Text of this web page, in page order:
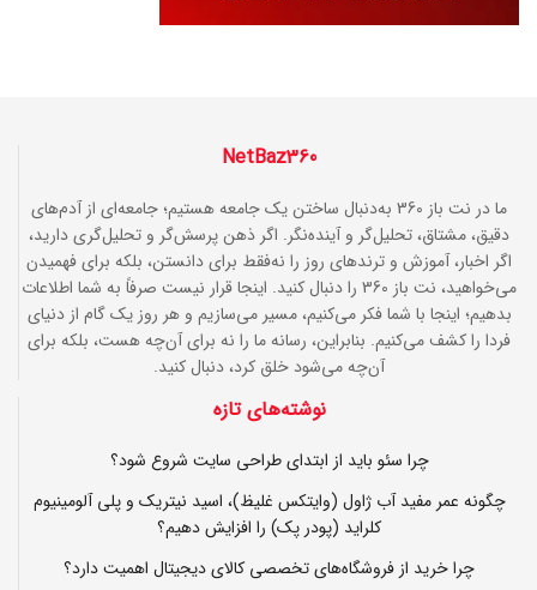
NetBaz360
ما در نت باز 360 به‌دنبال ساختن یک جامعه هستیم؛ جامعه‌ای از آدم‌های
دقیق، مشتاق، تحلیل‌گر و آینده‌نگر. اگر ذهن پرسش‌گر و تحلیل‌گری دارید،
اگر اخبار، آموزش و ترندهای روز را نه‌فقط برای دانستن، بلکه برای فهمیدن
می‌خواهید، نت باز 360 را دنبال کنید. اینجا قرار نیست صرفاً به شما اطلاعات
بدهیم؛ اینجا با شما فکر می‌کنیم، مسیر می‌سازیم و هر روز یک گام از دنیای
فردا را کشف می‌کنیم. بنابراین، رسانه ما را نه برای آن‌چه هست، بلکه برای
آن‌چه می‌شود خلق کرد، دنبال کنید.
نوشته‌های تازه
چرا سئو باید از ابتدای طراحی سایت شروع شود؟
چگونه عمر مفید آب ژاول (وایتکس غلیظ)، اسید نیتریک و پلی آلومینیوم
کلراید (پودر پک) را افزایش دهیم؟
چرا خرید از فروشگاه‌های تخصصی کالای دیجیتال اهمیت دارد؟